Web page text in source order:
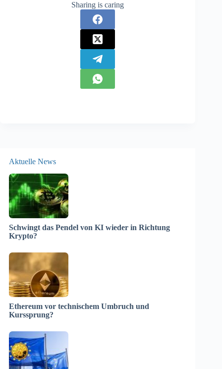
Sharing is caring
Aktuelle News
Schwingt das Pendel von KI wieder in Richtung
Krypto?
Ethereum vor technischem Umbruch und
Kurssprung?